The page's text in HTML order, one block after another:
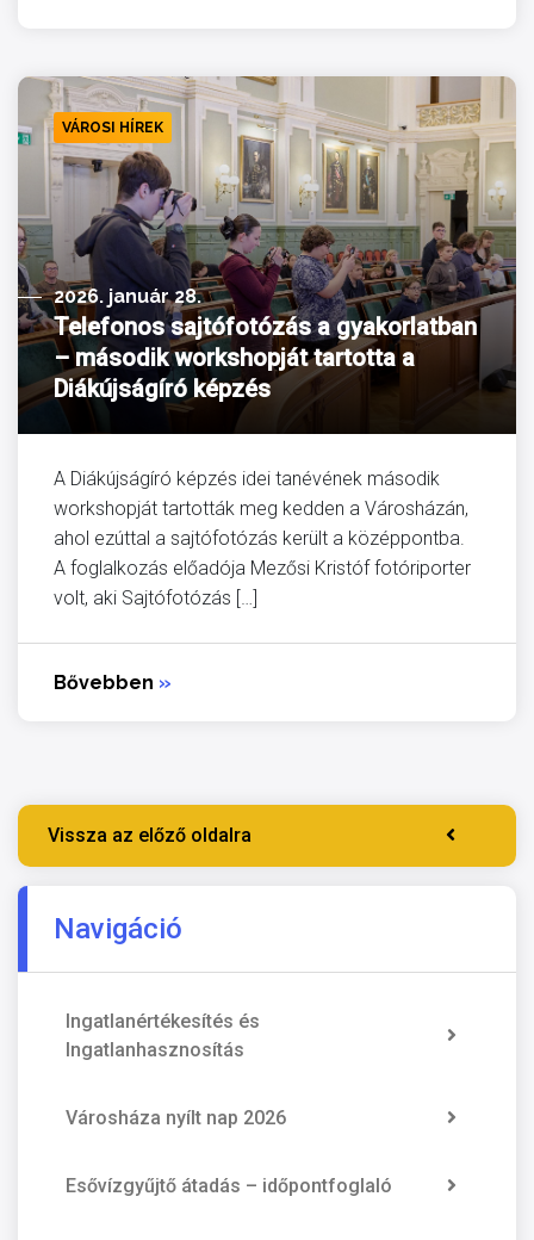
VÁROSI HÍREK
2026. január 28.
Telefonos sajtófotózás a gyakorlatban
– második workshopját tartotta a
Diákújságíró képzés
A Diákújságíró képzés idei tanévének második
workshopját tartották meg kedden a Városházán,
ahol ezúttal a sajtófotózás került a középpontba.
A foglalkozás előadója Mezősi Kristóf fotóriporter
volt, aki Sajtófotózás […]
Bővebben »
Vissza az előző oldalra
Navigáció
Ingatlanértékesítés és
Ingatlanhasznosítás
Városháza nyílt nap 2026
Esővízgyűjtő átadás – időpontfoglaló